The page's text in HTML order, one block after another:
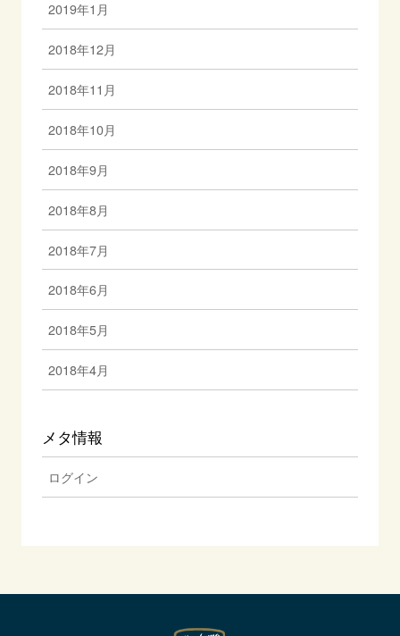
2019年1月
2018年12月
2018年11月
2018年10月
2018年9月
2018年8月
2018年7月
2018年6月
2018年5月
2018年4月
メタ情報
ログイン